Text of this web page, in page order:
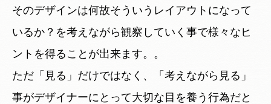
そのデザインは何故そういうレイアウトになって
いるか？を考えながら観察していく事で様々なヒ
ントを得ることが出来ます。。
ただ「見る」だけではなく、「考えながら見る」
事がデザイナーにとって大切な目を養う行為だと